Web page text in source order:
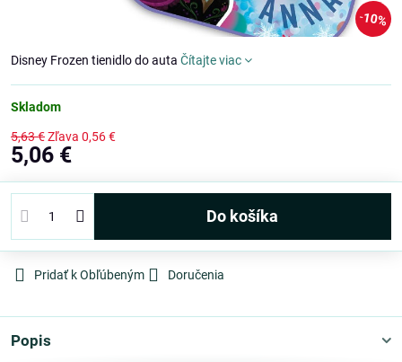
10%
Disney Frozen tienidlo do auta Čítajte viac
Skladom
5,63 €Zľava 0,56 €
5,06 €
Do košíka
Pridať k Obľúbeným Doručenia
Popis